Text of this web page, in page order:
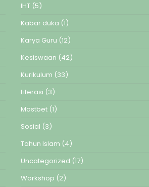
IHT(5)
Kabar duka (1)
Karya Guru (12)
Kesiswaan (42)
Kurikulum (33)
Literasi (3)
Mostbet(1)
Sosial (3)
Tahun Islam (4)
Uncategorized (17)
Workshop (2)